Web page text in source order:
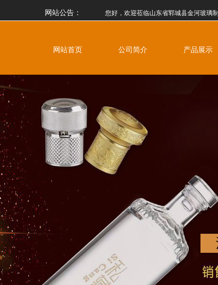
网站公告： 您好，欢迎莅临山东省郓城县金河玻璃制
网站首页 公司简介 产品展示